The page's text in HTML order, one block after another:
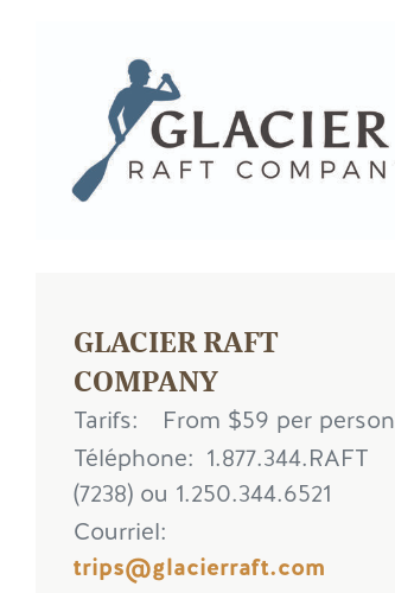
GLACIER RAFT
COMPANY
Tarifs
From $59 per person
Téléphone
1.877.344.RAFT
(7238) ou 1.250.344.6521
Courriel
trips@glacierraft.com